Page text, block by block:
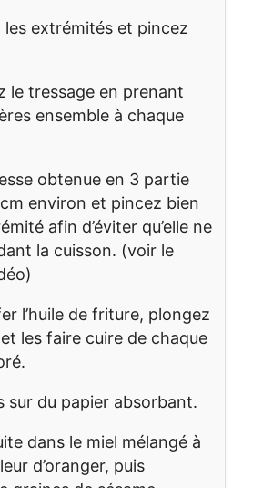
les extrémités et pincez
le tressage en prenant
ensemble à chaque
obtenue en 3 partie
environ et pincez bien
afin d’éviter qu’elle ne
la cuisson. (voir le
l’huile de friture, plongez
les faire cuire de chaque
sur du papier absorbant.
dans le miel mélangé à
d’oranger, puis